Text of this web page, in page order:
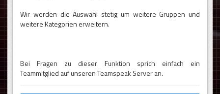
Wir werden die Auswahl stetig um weitere Gruppen und
weitere Kategorien erweitern.
Bei Fragen zu dieser Funktion sprich einfach ein
Teammitglied auf unseren Teamspeak Server an.